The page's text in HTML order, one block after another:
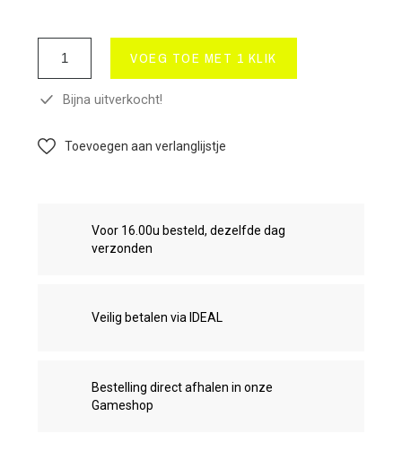
VOEG TOE MET 1 KLIK
Bijna uitverkocht!
Toevoegen aan verlanglijstje
Voor 16.00u besteld, dezelfde dag
verzonden
Veilig betalen via IDEAL
Bestelling direct afhalen in onze
Gameshop